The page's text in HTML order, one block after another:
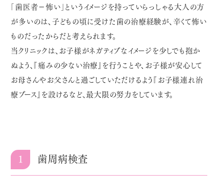
「歯医者＝怖い」というイメージを持っていらっしゃる大人の方
が多いのは、子どもの頃に受けた歯の治療経験が、辛くて怖い
ものだったからだと考えられます。
当クリニックは、お子様がネガティブなイメージを少しでも抱か
ぬよう、『痛みの少ない治療』を行うことや、お子様が安心して
お母さんやお父さんと過ごしていただけるよう『お子様連れ治
療ブース』を設けるなど、最大限の努力をしています。
1 歯周病検査